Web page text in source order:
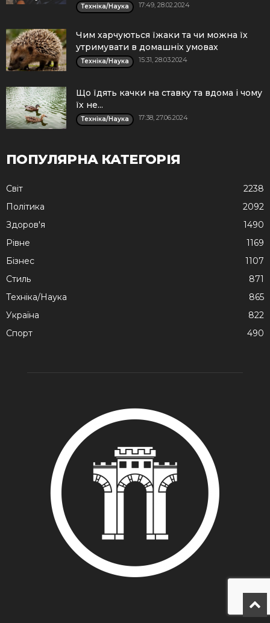
Техніка/Наука 17:49, 28.02.2024
Чим харчуються їжаки та чи можна їх
утримувати в домашніх умовах
Техніка/Наука 15:31, 28.03.2024
Що їдять качки на ставку та вдома і чому
їх не...
Техніка/Наука 17:38, 27.06.2024
ПОПУЛЯРНА КАТЕГОРІЯ
Cвіт
2238
Політика
2092
Здоров'я
1490
Рівне
1169
Бізнес
1107
Стиль
871
Техніка/Наука
865
Україна
822
Спорт
490